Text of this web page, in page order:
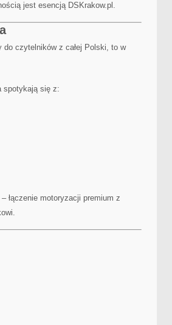
jest esencją DSKrakow.pl.
do czytelników z całej Polski, to w
spotykają się z:
łączenie motoryzacji premium z